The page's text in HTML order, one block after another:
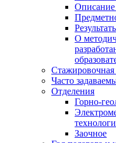
О
Часто
Отделения
Горно-
Заочное